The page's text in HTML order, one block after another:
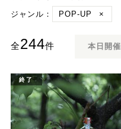
ジャンル：
POP-UP ×
全244件 本日開催
終了